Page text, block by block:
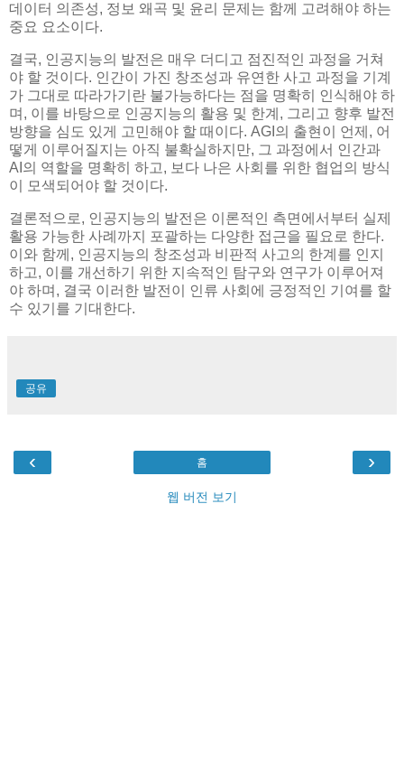
데이터 의존성, 정보 왜곡 및 윤리 문제는 함께 고려해야 하는
중요 요소이다.
결국, 인공지능의 발전은 매우 더디고 점진적인 과정을 거쳐
야 할 것이다. 인간이 가진 창조성과 유연한 사고 과정을 기계
가 그대로 따라가기란 불가능하다는 점을 명확히 인식해야 하
며, 이를 바탕으로 인공지능의 활용 및 한계, 그리고 향후 발전
방향을 심도 있게 고민해야 할 때이다. AGI의 출현이 언제, 어
떻게 이루어질지는 아직 불확실하지만, 그 과정에서 인간과
AI의 역할을 명확히 하고, 보다 나은 사회를 위한 협업의 방식
이 모색되어야 할 것이다.
결론적으로, 인공지능의 발전은 이론적인 측면에서부터 실제
활용 가능한 사례까지 포괄하는 다양한 접근을 필요로 한다.
이와 함께, 인공지능의 창조성과 비판적 사고의 한계를 인지
하고, 이를 개선하기 위한 지속적인 탐구와 연구가 이루어져
야 하며, 결국 이러한 발전이 인류 사회에 긍정적인 기여를 할
수 있기를 기대한다.
공유
‹ ›
홈
웹 버전 보기